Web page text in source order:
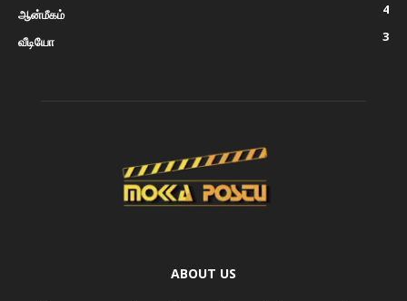
ஆன்மீகம்
4
வீடியோ
3
ABOUT US